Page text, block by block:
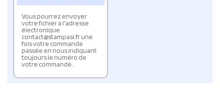
Vous pourrez envoyer
votre fichier à l'adresse
électronique
contact@stampasi.fr une
fois votre commande
passée en nous indiquant
toujours le numéro de
votre commande.